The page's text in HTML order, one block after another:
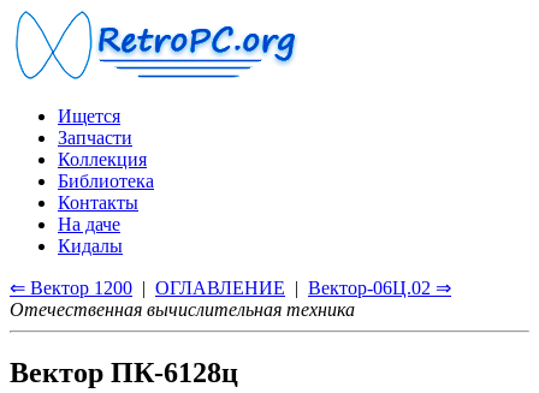
Ищется
Запчасти
Коллекция
Библиотека
Контакты
На даче
Кидалы
⇐ Вектор 1200 | ОГЛАВЛЕНИЕ | Вектор-06Ц.02 ⇒
Отечественная вычислительная техника
Вектор ПК-6128ц